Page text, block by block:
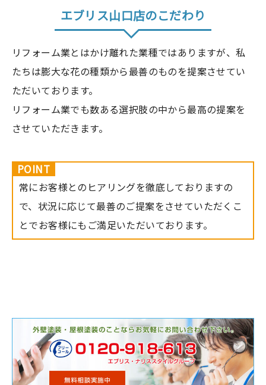
エブリス山口店のこだわり
リフォーム業とはかけ離れた業種ではありますが、私
たちは膨大な花の種類から最善のものを提案させてい
ただいております。
リフォーム業でも数ある選択肢の中から最高の提案を
させていただきます。
POINT
常にお客様とのヒアリングを徹底しておりますの
で、状況に応じて最善のご提案をさせていただくこ
とでお客様にもご満足いただいております。